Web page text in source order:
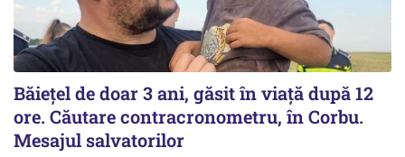
Băiețel de doar 3 ani, găsit în viață după 12
ore. Căutare contracronometru, în Corbu.
Mesajul salvatorilor